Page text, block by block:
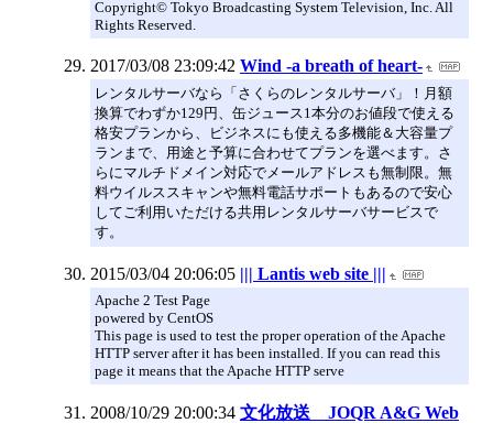
Copyright© Tokyo Broadcasting System Television, Inc. All
Rights Reserved.
2017/03/08 23:09:42 Wind -a breath of heart-
レンタルサーバなら「さくらのレンタルサーバ」！月額
換算でわずか129円、缶ジュース1本分のお値段で使える
格安プランから、ビジネスにも使える多機能＆大容量プ
ランまで、用途と予算に合わせてプランを選べます。さ
らにマルチドメイン対応でメールアドレスも無制限。無
料ウイルススキャンや無料電話サポートもあるので安心
してご利用いただける共用レンタルサーバサービスで
す。
2015/03/04 20:06:05 ||| Lantis web site |||
Apache 2 Test Page
powered by CentOS
This page is used to test the proper operation of the Apache
HTTP server after it has been installed. If you can read this
page it means that the Apache HTTP serve
2008/10/29 20:00:34 文化放送 JOQR A&G Web